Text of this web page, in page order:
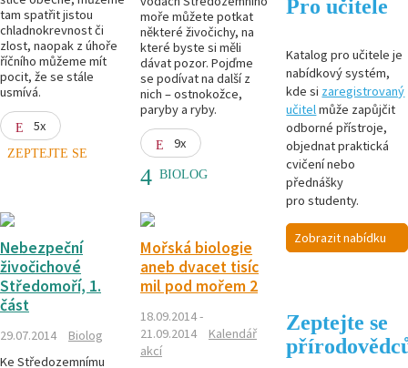
tam spatřit jistou
chladnokrevnost či
zlost, naopak z úhoře
říčního můžeme mít
pocit, že se stále
usmívá.
5x
ZEPTEJTE SE
moře můžete potkat
některé živočichy, na
které byste si měli
dávat pozor. Pojďme
se podívat na další z
nich – ostnokožce,
paryby a ryby.
9x
BIOLOG
Nebezpeční
živočichové
Středomoří, 1.
část
29.07.2014
Biolog
Ke Středozemnímu
Mořská biologie
aneb dvacet tisíc
mil pod mořem 2
18.09.2014 -
21.09.2014
Kalendář
akcí
Pro učitele
Katalog pro učitele je
nabídkový systém,
kde si zaregistrovaný
učitelmůže zapůjčit
odborné přístroje,
objednat praktická
cvičení nebo
přednášky
pro studenty.
Zobrazit nabídku
Zeptejte se